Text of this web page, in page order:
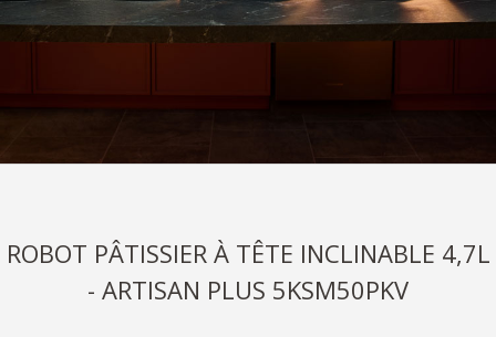
ROBOT PÂTISSIER À TÊTE INCLINABLE 4,7L
- ARTISAN PLUS 5KSM50PKV